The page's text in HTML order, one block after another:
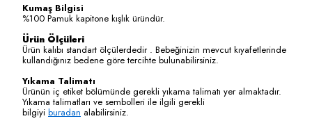
Kumaş Bilgisi
%100 Pamuk kapitone kışlık üründür.
Ürün Ölçüleri
Ürün kalıbı standart ölçülerdedir . Bebeğinizin mevcut kıyafetlerinde
kullandığınız bedene göre tercihte bulunabilirsiniz.
Yıkama Talimatı
Ürünün iç etiket bölümünde gerekli yıkama talimatı yer almaktadır.
Yıkama talimatları ve sembolleri ile ilgili gerekli
bilgiyi buradan alabilirsiniz.